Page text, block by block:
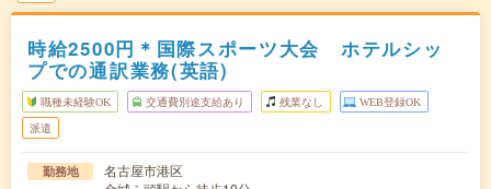
時給2500円＊国際スポーツ大会 ホテルシッ
プでの通訳業務(英語)
職種未経験OK 交通費別途支給あり 残業なし WEB登録OK
派遣
勤務地
名古屋市港区